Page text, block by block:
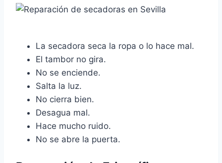
La secadora seca la ropa o lo hace mal.
El tambor no gira.
No se enciende.
Salta la luz.
No cierra bien.
Desagua mal.
Hace mucho ruido.
No se abre la puerta.